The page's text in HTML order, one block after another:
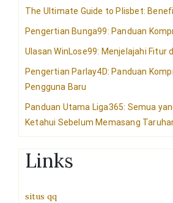
The Ultimate Guide to Plisbet:
Pengertian Bunga99: Panduan
Ulasan WinLose99: Menjelajahi Fitur
Pengertian Parlay4D: Panduan
Pengguna Baru
Panduan Utama Liga365: Semua
Ketahui Sebelum Memasang
Links
situs qq